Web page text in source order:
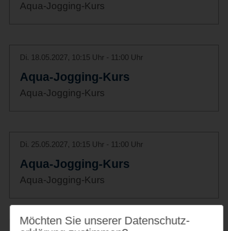
Aqua-Jogging-Kurs
Di. 18.05.2027, 10:15 Uhr - 11:00 Uhr
Aqua-Jogging-Kurs
Aqua-Jogging-Kurs
Di. 25.05.2027, 10:15 Uhr - 11:00 Uhr
Aqua-Jogging-Kurs
Aqua-Jogging-Kurs
Möchten Sie unserer Datenschutz­